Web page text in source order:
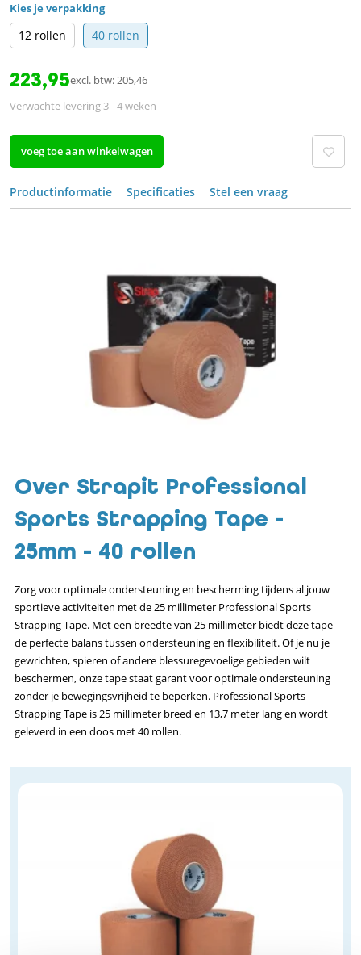
Kies je verpakking
12 rollen 40 rollen
223,95excl. btw: 205,46
Verwachte levering 3 - 4 weken
voeg toe aan winkelwagen
Productinformatie Specificaties Stel een vraag
Over Strapit Professional
Sports Strapping Tape -
25mm - 40 rollen
Zorg voor optimale ondersteuning en bescherming tijdens al jouw
sportieve activiteiten met de 25 millimeter Professional Sports
Strapping Tape. Met een breedte van 25 millimeter biedt deze tape
de perfecte balans tussen ondersteuning en flexibiliteit. Of je nu je
gewrichten, spieren of andere blessuregevoelige gebieden wilt
beschermen, onze tape staat garant voor optimale ondersteuning
zonder je bewegingsvrijheid te beperken. Professional Sports
Strapping Tape is 25 millimeter breed en 13,7 meter lang en wordt
geleverd in een doos met 40 rollen.